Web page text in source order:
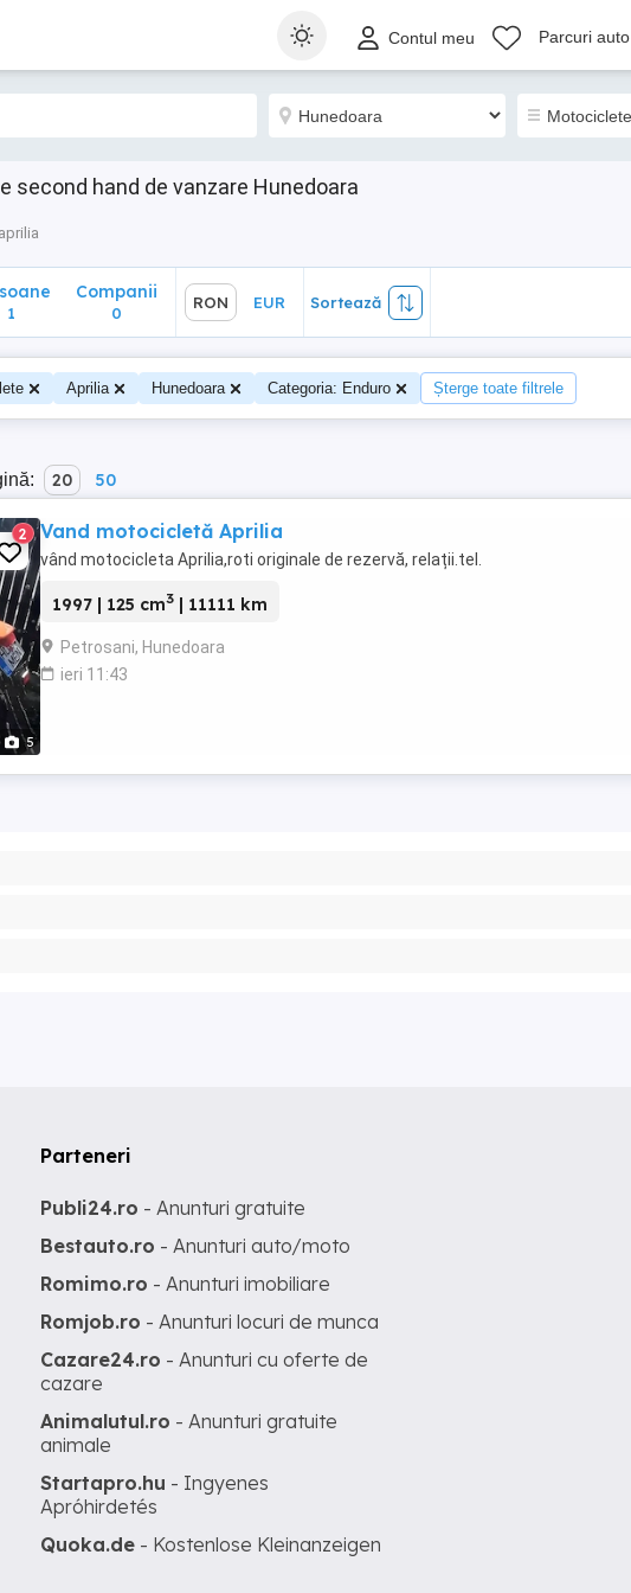
Contul meu Parcuri auto
hand de vanzare Hunedoara
aprilia
Sortează
1
Companii
0
RON EUR Sortează
Aprilia Hunedoara Categoria: Enduro Șterge toate filtrele
20 50
5
2 Vand motocicletă Aprilia
vând motocicleta Aprilia,roti originale de rezervă, relații.tel.
1997 | 125 cm3 | 11111 km
Petrosani, Hunedoara
ieri 11:43
Parteneri
Publi24.ro - Anunturi gratuite
Bestauto.ro - Anunturi auto/moto
Romimo.ro - Anunturi imobiliare
Romjob.ro - Anunturi locuri de munca
Cazare24.ro - Anunturi cu oferte de
cazare
Animalutul.ro - Anunturi gratuite
animale
Startapro.hu - Ingyenes
Apróhirdetés
Quoka.de - Kostenlose Kleinanzeigen